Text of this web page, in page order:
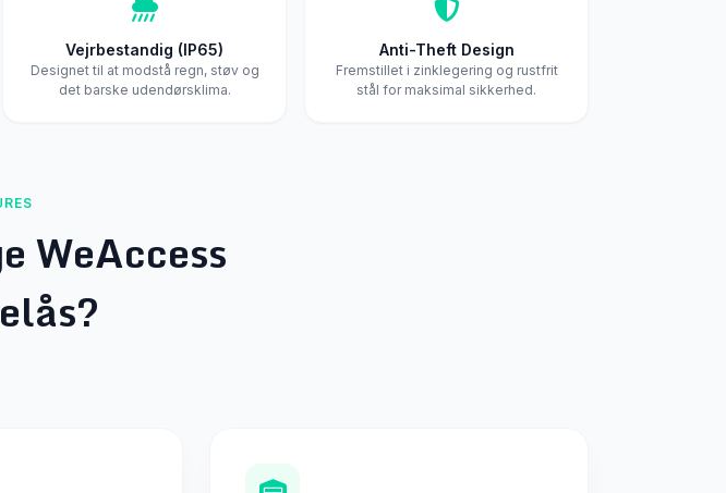
Vejrbestandig (IP65)
Designet til at modstå regn, støv og
det barske udendørsklima.
Anti-Theft Design
Fremstillet i zinklegering og rustfrit
stål for maksimal sikkerhed.
WeAccess